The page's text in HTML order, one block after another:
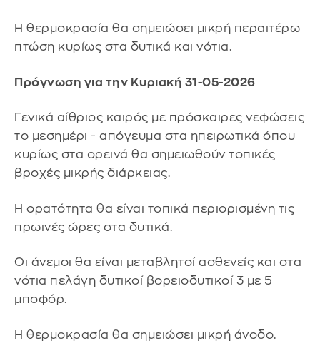
Η θερμοκρασία θα σημειώσει μικρή περαιτέρω
πτώση κυρίως στα δυτικά και νότια.
Πρόγνωση για την Κυριακή 31-05-2026
Γενικά αίθριος καιρός με πρόσκαιρες νεφώσεις
το μεσημέρι - απόγευμα στα ηπειρωτικά όπου
κυρίως στα ορεινά θα σημειωθούν τοπικές
βροχές μικρής διάρκειας.
Η ορατότητα θα είναι τοπικά περιορισμένη τις
πρωινές ώρες στα δυτικά.
Οι άνεμοι θα είναι μεταβλητοί ασθενείς και στα
νότια πελάγη δυτικοί βορειοδυτικοί 3 με 5
μποφόρ.
Η θερμοκρασία θα σημειώσει μικρή άνοδο.